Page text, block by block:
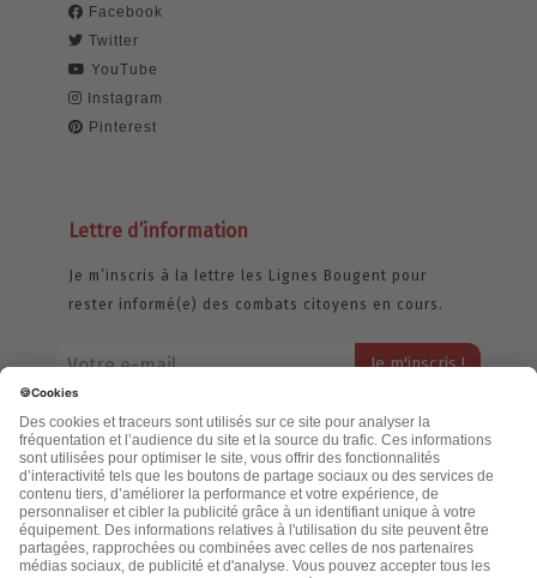
Facebook
Twitter
YouTube
Instagram
Pinterest
Lettre d’information
Je m’inscris à la lettre les Lignes Bougent pour
rester informé(e) des combats citoyens en cours.
jamais échangée. Pour consulter notre politique de confidentialité,
cliquez ici.
Accueil
Politique de confidentialité